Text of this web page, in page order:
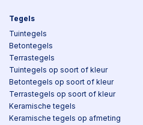
Tegels
Tuintegels
Betontegels
Terrastegels
Tuintegels op soort of kleur
Betontegels op soort of kleur
Terrastegels op soort of kleur
Keramische tegels
Keramische tegels op afmeting